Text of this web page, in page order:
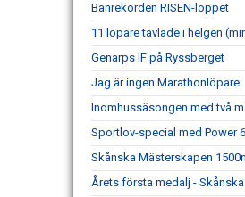
Banrekorden RISEN-loppet
11 löpare tävlade i helgen
Genarps IF på Ryssberget
Jag är ingen Marathonlöpare
Inomhussäsongen med två
Sportlov-special med Power
Skånska Mästerskapen
Årets första medalj -